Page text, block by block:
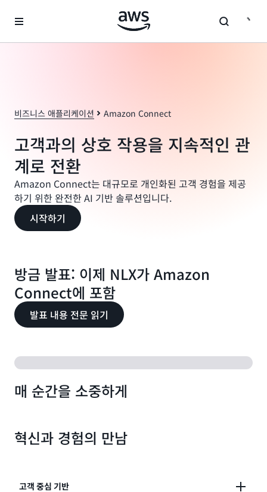
비즈니스 애플리케이션 Amazon Connect
고객과의 상호 작용을 지속적인 관
계로 전환
Amazon Connect는 대규모로 개인화된 고객 경험을 제공
하기 위한 완전한 AI 기반 솔루션입니다.
시작하기
방금 발표: 이제 NLX가 Amazon
Connect에 포함
발표 내용 전문 읽기
매 순간을 소중하게
혁신과 경험의 만남
고객 중심 기반